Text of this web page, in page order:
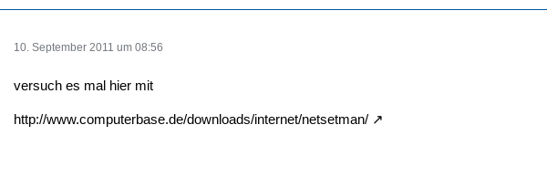
10. September 2011 um 08:56
versuch es mal hier mit
http://www.computerbase.de/downloads/internet/netsetman/